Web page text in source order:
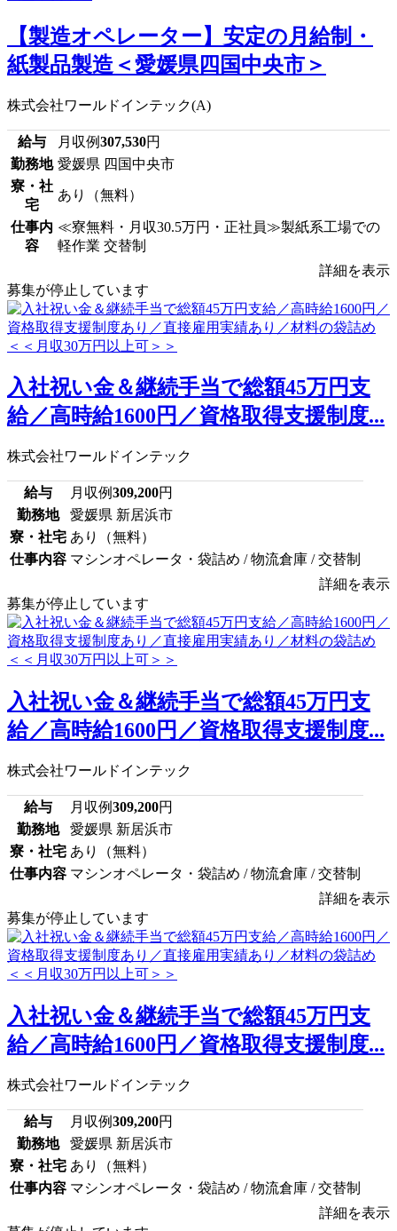
【製造オペレーター】安定の月給制・
紙製品製造＜愛媛県四国中央市＞
株式会社ワールドインテック(A)
給与 月収例307,530円
勤務地 愛媛県 四国中央市
寮・社
宅
あり（無料）
仕事内
容
≪寮無料・月収30.5万円・正社員≫製紙系工場での
軽作業 交替制
詳細を表示
募集が停止しています
入社祝い金＆継続手当で総額45万円支
給／高時給1600円／資格取得支援制度...
株式会社ワールドインテック
給与 月収例309,200円
勤務地
愛媛県 新居浜市
寮・社宅 あり（無料）
仕事内容 マシンオペレータ・袋詰め / 物流倉庫 / 交替制
詳細を表示
募集が停止しています
入社祝い金＆継続手当で総額45万円支
給／高時給1600円／資格取得支援制度...
株式会社ワールドインテック
給与 月収例309,200円
勤務地
愛媛県 新居浜市
寮・社宅 あり（無料）
仕事内容 マシンオペレータ・袋詰め / 物流倉庫 / 交替制
詳細を表示
募集が停止しています
入社祝い金＆継続手当で総額45万円支
給／高時給1600円／資格取得支援制度...
株式会社ワールドインテック
給与 月収例309,200円
勤務地
愛媛県 新居浜市
寮・社宅 あり（無料）
仕事内容 マシンオペレータ・袋詰め / 物流倉庫 / 交替制
詳細を表示